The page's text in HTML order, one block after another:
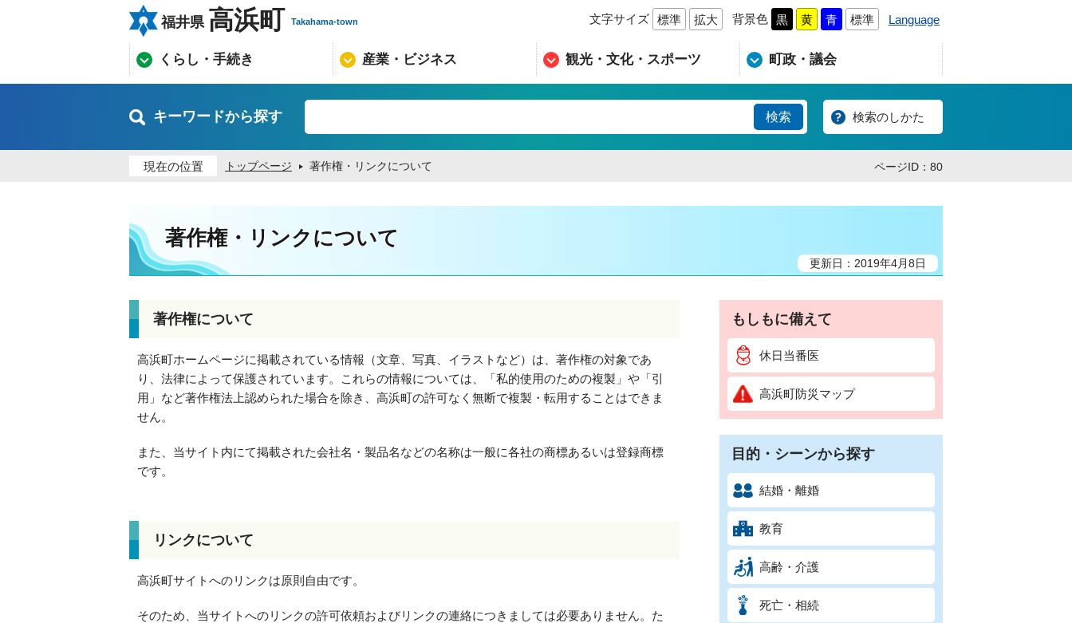
福井県 高浜町 Takahama-town 文字サイズ 標準 拡大 背景色 黒 黄 青 標準 Language
くらし・手続き 産業・ビジネス 観光・文化・スポーツ 町政・議会
キーワードから探す 検索のしかた
現在の位置 トップページ 著作権・リンクについて ページID：80
著作権・リンクについて
更新日：2019年4月8日
著作権について
高浜町ホームページに掲載されている情報（文章、写真、イラストなど）は、著作権の対象であ
り、法律によって保護されています。これらの情報については、「私的使用のための複製」や「引
用」など著作権法上認められた場合を除き、高浜町の許可なく無断で複製・転用することはできま
せん。
また、当サイト内にて掲載された会社名・製品名などの名称は一般に各社の商標あるいは登録商標
です。
リンクについて
高浜町サイトへのリンクは原則自由です。
そのため、当サイトへのリンクの許可依頼およびリンクの連絡につきましては必要ありません。た
もしもに備えて
休日当番医
高浜町防災マップ
目的・シーンから探す
結婚・離婚
教育
高齢・介護
死亡・相続